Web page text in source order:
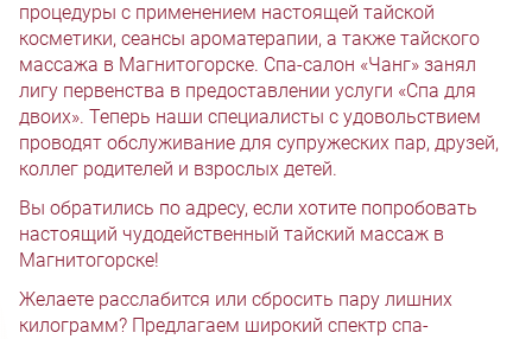
процедуры с применением настоящей тайской
косметики, сеансы ароматерапии, а также тайского
массажа в Магнитогорске. Спа-салон «Чанг» занял
лигу первенства в предоставлении услуги «Спа для
двоих». Теперь наши специалисты с удовольствием
проводят обслуживание для супружеских пар, друзей,
коллег родителей и взрослых детей.
Вы обратились по адресу, если хотите попробовать
настоящий чудодейственный тайский массаж в
Магнитогорске!
Желаете расслабится или сбросить пару лишних
килограмм? Предлагаем широкий спектр спа-